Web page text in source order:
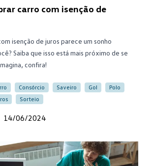
carro com isenção de
isenção de juros parece um sonho
Saiba que isso está mais próximo de se
confira!
Consórcio Saveiro Gol
Polo
Sorteio
14/06/2024